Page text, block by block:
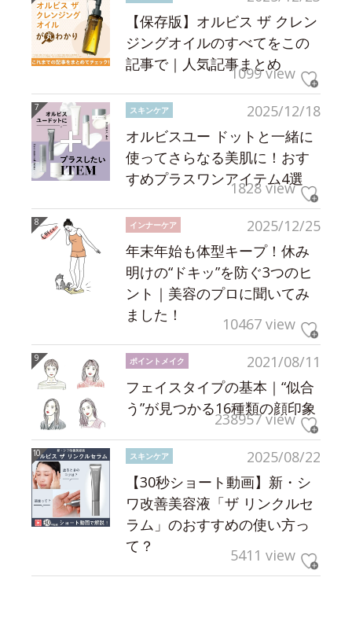
【保存版】オルビス ザ クレン
ジングオイルのすべてをこの
記事で｜人気記事まとめ
1099 view
2025/12/18
スキンケア
オルビスユー ドットと一緒に
使ってさらなる美肌に！おす
すめプラスワンアイテム4選
1828 view
2025/12/25
インナーケア
年末年始も体型キープ！休み
明けの“ドキッ”を防ぐ3つのヒ
ント｜美容のプロに聞いてみ
ました！
10467 view
2021/08/11
ポイントメイク
フェイスタイプの基本｜“似合
う”が見つかる16種類の顔印象
238957 view
2025/08/22
スキンケア
【30秒ショート動画】新・シ
ワ改善美容液「ザ リンクルセ
ラム」のおすすめの使い方っ
て？
5411 view